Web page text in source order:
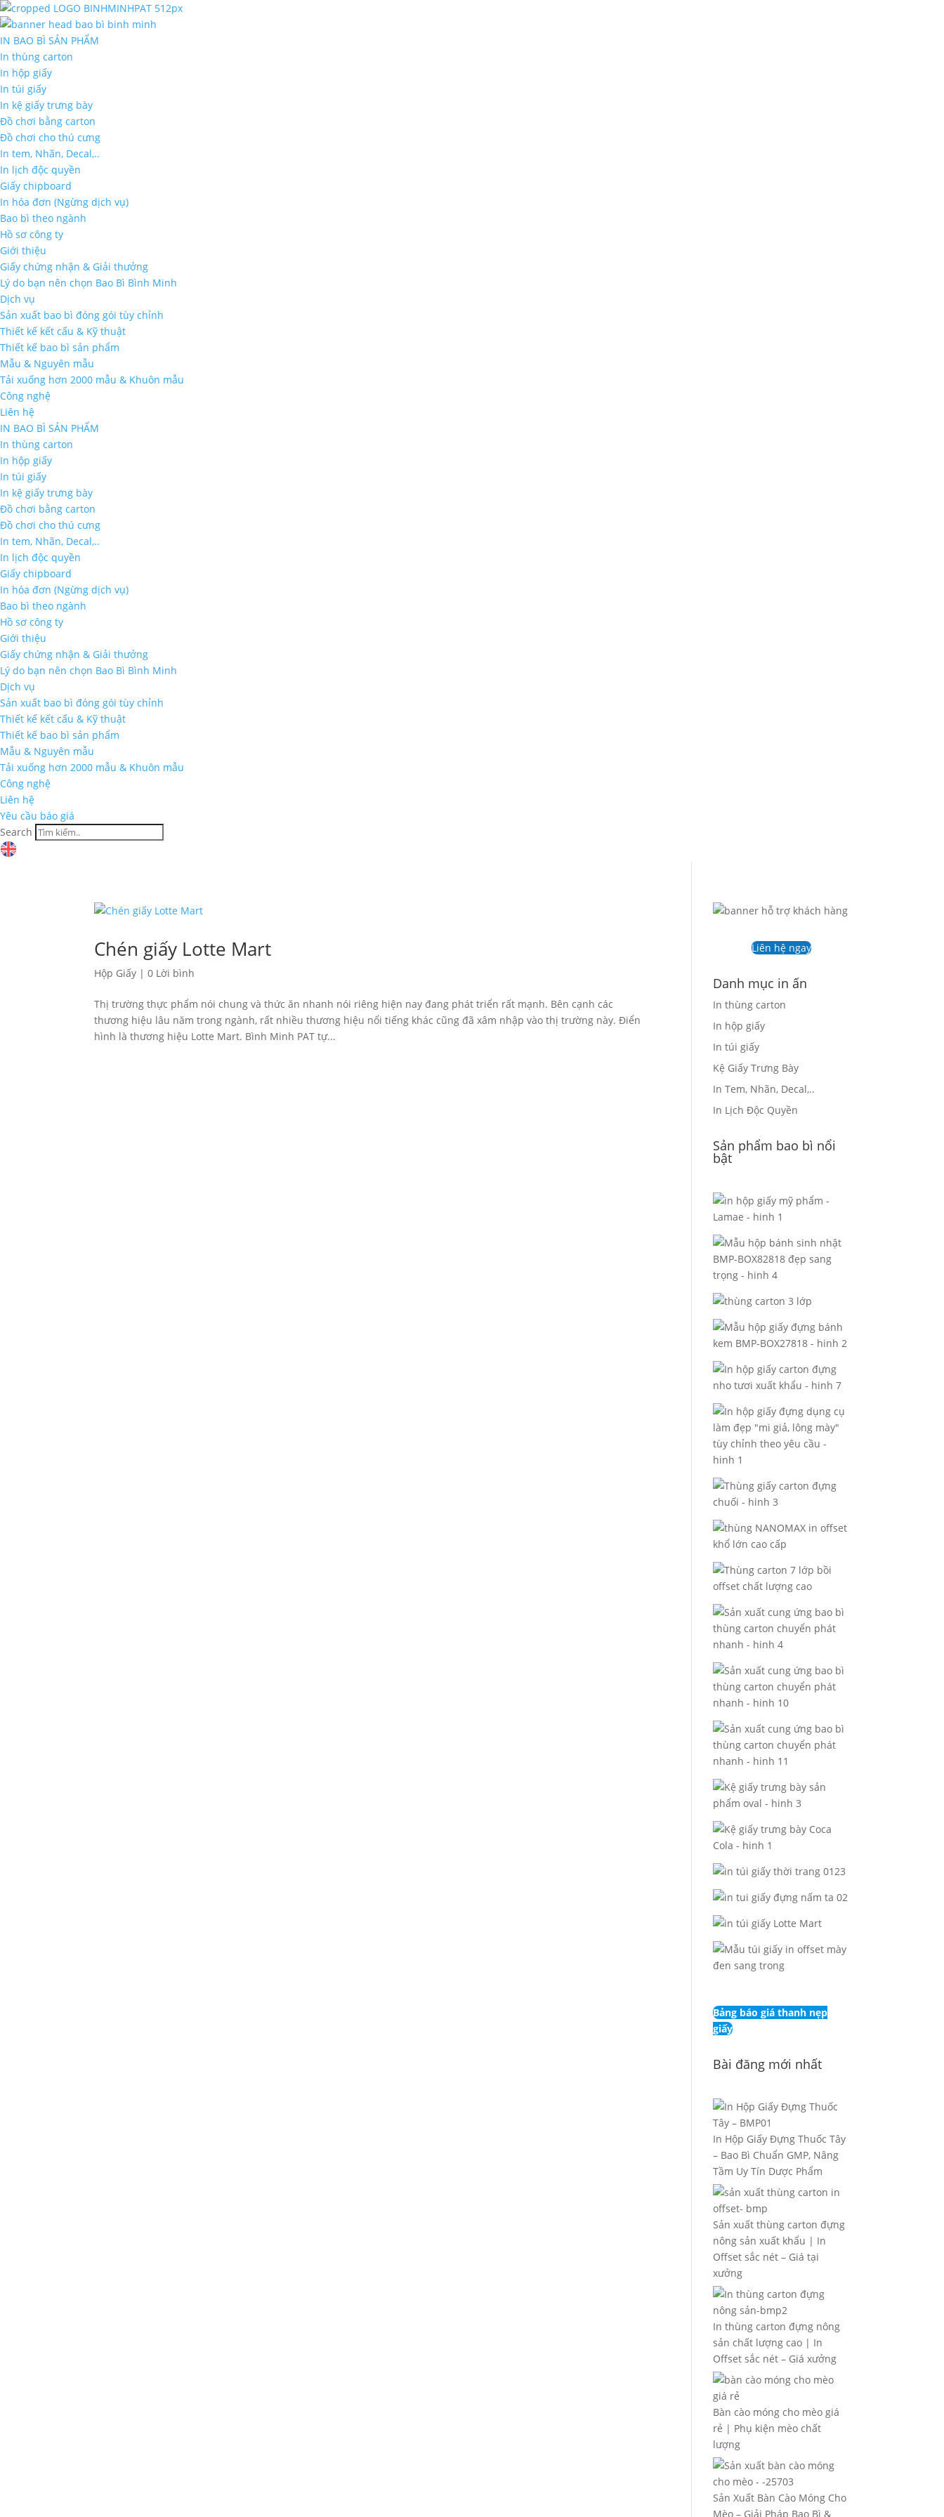
IN BAO BÌ SẢN PHẨM
In thùng carton
In hộp giấy
In túi giấy
In kệ giấy trưng bày
Đồ chơi bằng carton
Đồ chơi cho thú cưng
In tem, Nhãn, Decal,..
In lịch độc quyền
Giấy chipboard
In hóa đơn (Ngừng dịch vụ)
Bao bì theo ngành
Hồ sơ công ty
Giới thiệu
Giấy chứng nhận & Giải thưởng
Lý do bạn nên chọn Bao Bì Bình Minh
Dịch vụ
Sản xuất bao bì đóng gói tùy chỉnh
Thiết kế kết cấu & Kỹ thuật
Thiết kế bao bì sản phẩm
Mẫu & Nguyên mẫu
Tải xuống hơn 2000 mẫu & Khuôn mẫu
Công nghệ
Liên hệ
IN BAO BÌ SẢN PHẨM
In thùng carton
In hộp giấy
In túi giấy
In kệ giấy trưng bày
Đồ chơi bằng carton
Đồ chơi cho thú cưng
In tem, Nhãn, Decal,..
In lịch độc quyền
Giấy chipboard
In hóa đơn (Ngừng dịch vụ)
Bao bì theo ngành
Hồ sơ công ty
Giới thiệu
Giấy chứng nhận & Giải thưởng
Lý do bạn nên chọn Bao Bì Bình Minh
Dịch vụ
Sản xuất bao bì đóng gói tùy chỉnh
Thiết kế kết cấu & Kỹ thuật
Thiết kế bao bì sản phẩm
Mẫu & Nguyên mẫu
Tải xuống hơn 2000 mẫu & Khuôn mẫu
Công nghệ
Liên hệ
Yêu cầu báo giá
Search
Chén giấy Lotte Mart
Hộp Giấy |0 Lời bình
Thị trường thực phẩm nói chung và thức ăn nhanh nói riêng hiện nay đang phát triển rất mạnh. Bên cạnh các
thương hiệu lâu năm trong ngành, rất nhiều thương hiệu nổi tiếng khác cũng đã xâm nhập vào thị trường này. Điển
hình là thương hiệu Lotte Mart. Bình Minh PAT tự...
Liên hệ ngay
Danh mục in ấn
In thùng carton
In hộp giấy
In túi giấy
Kệ Giấy Trưng Bày
In Tem, Nhãn, Decal,..
In Lịch Độc Quyền
Sản phẩm bao bì nổi
bật
Bảng báo giá thanh nẹp
giấy
Bài đăng mới nhất
In Hộp Giấy Đựng Thuốc Tây
– Bao Bì Chuẩn GMP, Nâng
Tầm Uy Tín Dược Phẩm
Sản xuất thùng carton đựng
nông sản xuất khẩu | In
Offset sắc nét – Giá tại
xưởng
In thùng carton đựng nông
sản chất lượng cao | In
Offset sắc nét – Giá xưởng
Bàn cào móng cho mèo giá
rẻ | Phụ kiện mèo chất
lượng
Sản Xuất Bàn Cào Móng Cho
Mèo – Giải Pháp Bao Bì &